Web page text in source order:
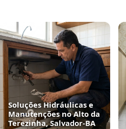
Soluções Hidráulicas e
Manutenções no Alto da
Terezinha, Salvador‑BA